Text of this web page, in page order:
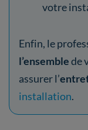
votre
Enfin, le
l’ensemblede
assurer l’
installation.